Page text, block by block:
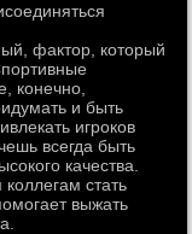
фактор, который
конечно,
и быть
игроков
всегда быть
качества.
стать
выжать